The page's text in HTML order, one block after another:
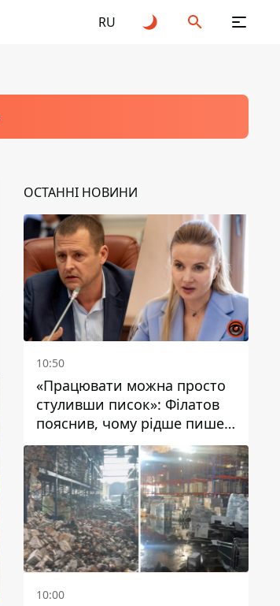
RU
ОСТАННІ НОВИНИ
10:50
«Працювати можна просто
стуливши писок»: Філатов
пояснив, чому рідше пише у
соцмережах та
розкритикував медійність
чиновників
10:00